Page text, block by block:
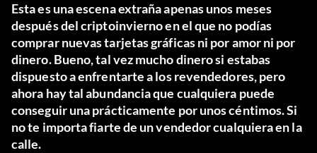
Esta es una escena extraña apenas unos meses
después del criptoinvierno en el que no podías
comprar nuevas tarjetas gráficas ni por amor ni por
dinero. Bueno, tal vez mucho dinero si estabas
dispuesto a enfrentarte a los revendedores, pero
ahora hay tal abundancia que cualquiera puede
conseguir una prácticamente por unos céntimos. Si
no te importa fiarte de un vendedor cualquiera en la
calle.